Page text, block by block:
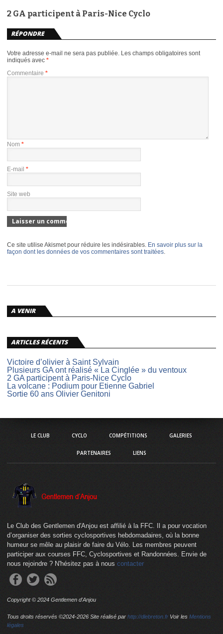
2 GA participent à Paris-Nice Cyclo
RÉPONDRE
Votre adresse e-mail ne sera pas publiée. Les champs obligatoires sont
indiqués avec *
Commentaire *
Nom *
E-mail *
Site web
Ce site utilise Akismet pour réduire les indésirables. En savoir plus sur la
façon dont les données de vos commentaires sont traitées
A VENIR
ARTICLES RÉCENTS
Victoire d’olivier à Saint Sylvain
Plusieurs GA ont réalisé « La Cinglée » du ventoux
2 GA participent à Paris-Nice Cyclo
La volcane : Podium pour Etienne Gabriel
Sortie 60 ans Olivier Genitoni
LE CLUB CYCLO COMPÉTITIONS GALERIES
PARTENAIRES LIENS
Le Club des Gentlemen d'Anjou est affilié à la FFC. Il a pour vocation
d’organiser des sorties cyclosportives hebdomadaires, où la bonne
humeur se mêle au plaisir de faire du Vélo. Les membres peuvent
participer aux courses FFC, Cyclosportives et Randonnées. Envie de
nous rejoindre ? N'hésitez pas à nous contacter
Copyright © 2024 Gentlemen d'Anjou
Tous droits réservés ©2024-2026 Site réalisé par http://dlebreton.fr Voir les Mentions
légales